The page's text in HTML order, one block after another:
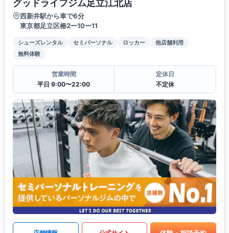
グッドライフジム足立江北店
西新井駅から車で6分
東京都足立区椿2ー10ー11
シューズレンタル セミパーソナル ロッカー
他店舗利用
無料体験
営業時間
平日 9:00〜22:00
定休日
不定休